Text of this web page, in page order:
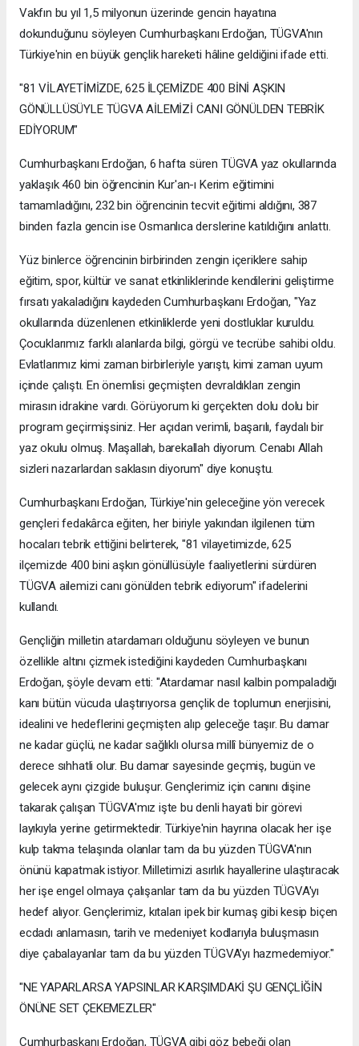
Vakfın bu yıl 1,5 milyonun üzerinde gencin hayatına
dokunduğunu söyleyen Cumhurbaşkanı Erdoğan, TÜGVA'nın
Türkiye'nin en büyük gençlik hareketi hâline geldiğini ifade etti.
"81 VİLAYETİMİZDE, 625 İLÇEMİZDE 400 BİNİ AŞKIN
GÖNÜLLÜSÜYLE TÜGVA AİLEMİZİ CANI GÖNÜLDEN TEBRİK
EDİYORUM"
Cumhurbaşkanı Erdoğan, 6 hafta süren TÜGVA yaz okullarında
yaklaşık 460 bin öğrencinin Kur'an-ı Kerim eğitimini
tamamladığını, 232 bin öğrencinin tecvit eğitimi aldığını, 387
binden fazla gencin ise Osmanlıca derslerine katıldığını anlattı.
Yüz binlerce öğrencinin birbirinden zengin içeriklere sahip
eğitim, spor, kültür ve sanat etkinliklerinde kendilerini geliştirme
fırsatı yakaladığını kaydeden Cumhurbaşkanı Erdoğan, "Yaz
okullarında düzenlenen etkinliklerde yeni dostluklar kuruldu.
Çocuklarımız farklı alanlarda bilgi, görgü ve tecrübe sahibi oldu.
Evlatlarımız kimi zaman birbirleriyle yarıştı, kimi zaman uyum
içinde çalıştı. En önemlisi geçmişten devraldıkları zengin
mirasın idrakine vardı. Görüyorum ki gerçekten dolu dolu bir
program geçirmişsiniz. Her açıdan verimli, başarılı, faydalı bir
yaz okulu olmuş. Maşallah, barekallah diyorum. Cenabı Allah
sizleri nazarlardan saklasın diyorum" diye konuştu.
Cumhurbaşkanı Erdoğan, Türkiye'nin geleceğine yön verecek
gençleri fedakârca eğiten, her biriyle yakından ilgilenen tüm
hocaları tebrik ettiğini belirterek, "81 vilayetimizde, 625
ilçemizde 400 bini aşkın gönüllüsüyle faaliyetlerini sürdüren
TÜGVA ailemizi canı gönülden tebrik ediyorum" ifadelerini
kullandı.
Gençliğin milletin atardamarı olduğunu söyleyen ve bunun
özellikle altını çizmek istediğini kaydeden Cumhurbaşkanı
Erdoğan, şöyle devam etti: "Atardamar nasıl kalbin pompaladığı
kanı bütün vücuda ulaştırıyorsa gençlik de toplumun enerjisini,
idealini ve hedeflerini geçmişten alıp geleceğe taşır. Bu damar
ne kadar güçlü, ne kadar sağlıklı olursa millî bünyemiz de o
derece sıhhatli olur. Bu damar sayesinde geçmiş, bugün ve
gelecek aynı çizgide buluşur. Gençlerimiz için canını dişine
takarak çalışan TÜGVA'mız işte bu denli hayati bir görevi
layıkıyla yerine getirmektedir. Türkiye'nin hayrına olacak her işe
kulp takma telaşında olanlar tam da bu yüzden TÜGVA'nın
önünü kapatmak istiyor. Milletimizi asırlık hayallerine ulaştıracak
her işe engel olmaya çalışanlar tam da bu yüzden TÜGVA'yı
hedef alıyor. Gençlerimiz, kıtaları ipek bir kumaş gibi kesip biçen
ecdadı anlamasın, tarih ve medeniyet kodlarıyla buluşmasın
diye çabalayanlar tam da bu yüzden TÜGVA'yı hazmedemiyor."
"NE YAPARLARSA YAPSINLAR KARŞIMDAKİ ŞU GENÇLİĞİN
ÖNÜNE SET ÇEKEMEZLER"
Cumhurbaşkanı Erdoğan, TÜGVA gibi göz bebeği olan